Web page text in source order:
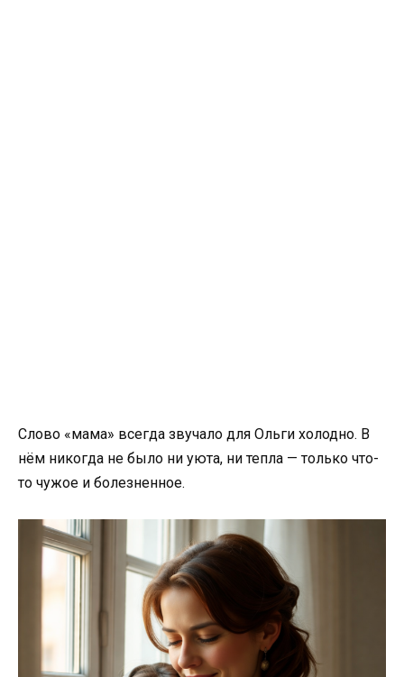
Слово «мама» всегда звучало для Ольги холодно. В
нём никогда не было ни уюта, ни тепла — только что-
то чужое и болезненное.